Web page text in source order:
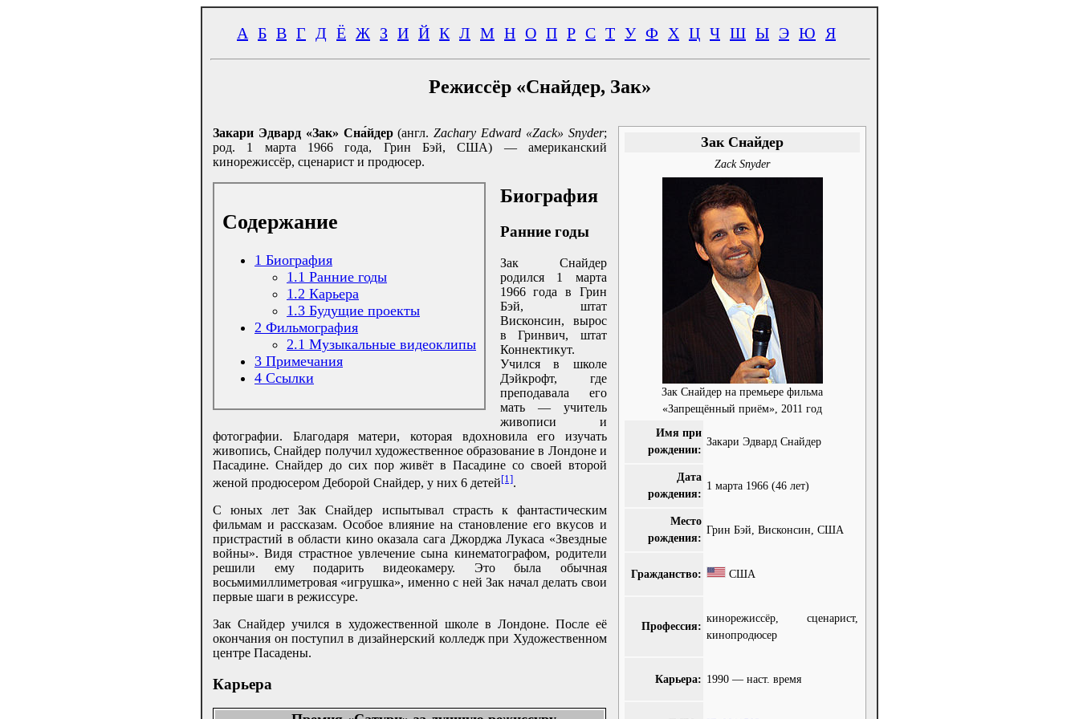
А Б В Г Д Ё Ж З И Й К Л М Н О П Р С Т У Ф Х Ц Ч Ш Ы Э Ю Я
Режиссёр «Снайдер, Зак»
Зак Снайдер
Zack Snyder
Зак Снайдер на премьере фильма
«Запрещённый приём», 2011 год
Имя при
рождении:
Закари Эдвард Снайдер
Дата
рождения:
1 марта 1966 (46 лет)
Место
рождения:
Грин Бэй, Висконсин, США
Гражданство: США
Профессия:
кинорежиссёр, сценарист,
кинопродюсер
Карьера: 1990 — наст. время
Закари Эдвард «Зак» Сна́йдер(англ.Zachary Edward «Zack» Snyder;
род. 1 марта 1966 года, Грин Бэй, США) — американский
кинорежиссёр, сценарист и продюсер.
Содержание
1 Биография
1.1 Ранние годы
1.2 Карьера
1.3 Будущие проекты
2 Фильмография
2.1 Музыкальные видеоклипы
3 Примечания
4 Ссылки
Биография
Ранние годы
Зак Снайдер
родился 1 марта
1966 года в Грин
Бэй, штат
Висконсин, вырос
в Гринвич, штат
Коннектикут.
Учился в школе
Дэйкрофт, где
преподавала его
мать — учитель
живописи и
фотографии. Благодаря матери, которая вдохновила его изучать
живопись, Снайдер получил художественное образование в Лондоне и
Пасадине. Снайдер до сих пор живёт в Пасадине со своей второй
женой продюсером Деборой Снайдер, у них 6 детей[1].
С юных лет Зак Снайдер испытывал страсть к фантастическим
фильмам и рассказам. Особое влияние на становление его вкусов и
пристрастий в области кино оказала сага Джорджа Лукаса «Звездные
войны». Видя страстное увлечение сына кинематографом, родители
решили ему подарить видеокамеру. Это была обычная
восьмимиллиметровая «игрушка», именно с ней Зак начал делать свои
первые шаги в режиссуре.
Зак Снайдер учился в художественной школе в Лондоне. После её
окончания он поступил в дизайнерский колледж при Художественном
центре Пасадены.
Карьера